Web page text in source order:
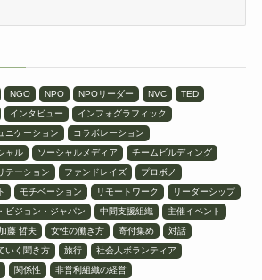
NGO NPO NPOリーダー NVC
TED
インタビュー
インフォグラフィック
ニケーション
コラボレーション
ャル ソーシャルメディア
チームビルディング
テーション ファンドレイズ
プロボノ
モチベーション リモートワーク
リーダーシップ
ビジョン・ジャパン 中間支援組織
主催イベント
藤 哲夫 女性の働き方 寄付集め
対話
いく聞き方 旅行
社会人ボランティア
関係性 非営利組織の経営